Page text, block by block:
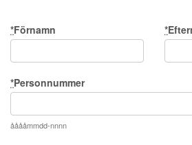
*Förnamn *
*Personnummer
ååååmmdd-nnnn